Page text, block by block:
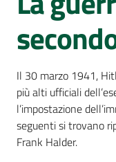
Mostre
itineranti
Percorsi
sulla
memoria
Il 30 marzo 1941,
più alti ufficiali
l’impostazione
seguenti si trovano
Frank Halder.